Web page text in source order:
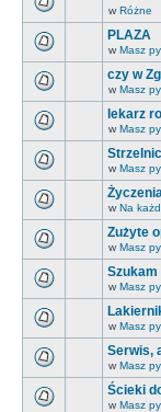
w Różne
PLAZA
w Masz
czy w
w Masz
lekarz
w Masz
w Masz
w Na
Zużyte
w Masz
Szukam
w Masz
w Masz
Serwis,
w Masz
Ścieki
w Masz